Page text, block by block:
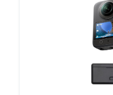
molto apprezzato, che
filtri artistici offrono
fotocamera una scelta